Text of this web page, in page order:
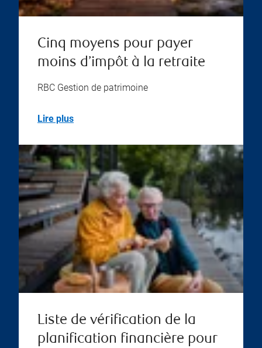
Cinq moyens pour payer
moins d’impôt à la retraite
RBC Gestion de patrimoine
Lire plus
Liste de vérification de la
planification financière pour